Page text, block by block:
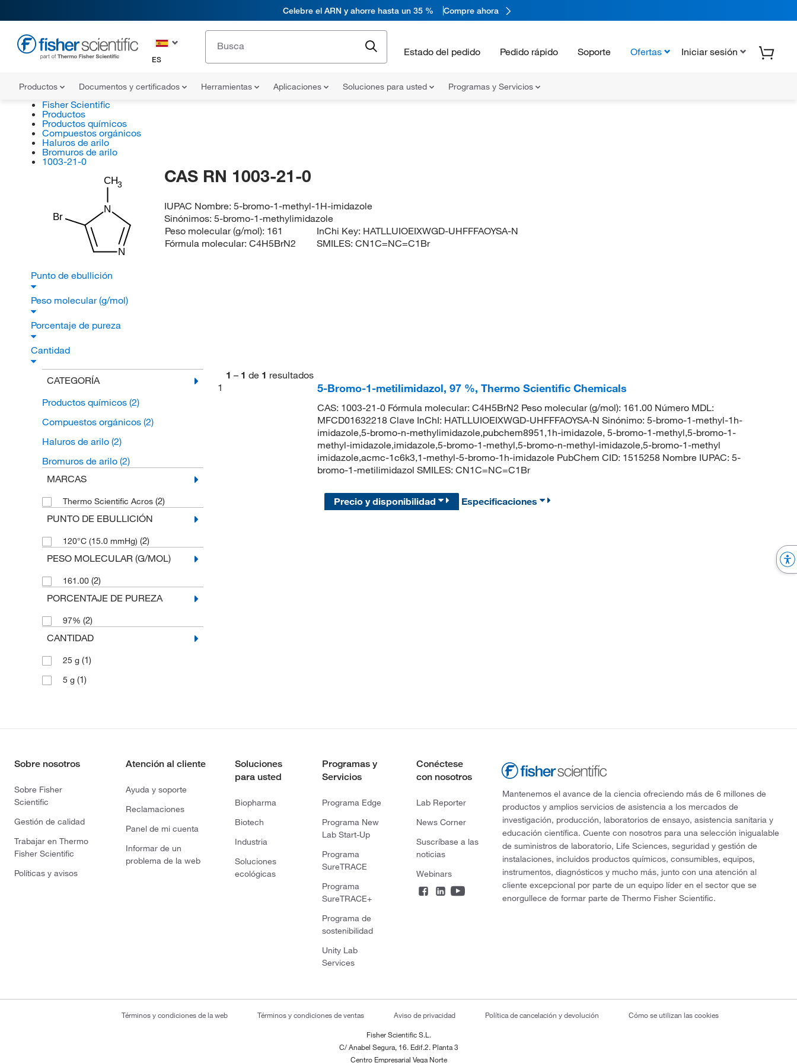
Celebre el ARN y ahorre hasta un 35 % Compre ahora
ES
Estado del pedido Pedido rápido Soporte Ofertas Iniciar sesión
Productos Documentos y certificados Herramientas Aplicaciones Soluciones para usted Programas y Servicios
Fisher Scientific
Productos
Productos químicos
Compuestos orgánicos
Haluros de arilo
Bromuros de arilo
1003-21-0
CH3
N
N
Br
CAS RN 1003-21-0
IUPAC Nombre:5-bromo-1-methyl-1H-imidazole
Sinónimos:5-bromo-1-methylimidazole
Peso molecular (g/mol): 161
Fórmula molecular: C4H5BrN2
InChi Key: HATLLUIOEIXWGD-UHFFFAOYSA-N
SMILES:CN1C=NC=C1Br
Punto de ebullición
Peso molecular (g/mol)
Porcentaje de pureza
Cantidad
CATEGORÍA
Productos químicos (2)
Compuestos orgánicos (2)
Haluros de arilo (2)
Bromuros de arilo (2)
MARCAS
Thermo Scientific Acros (2)
PUNTO DE EBULLICIÓN
120°C (15.0 mmHg) (2)
PESO MOLECULAR (G/MOL)
161.00 (2)
PORCENTAJE DE PUREZA
97% (2)
CANTIDAD
25 g (1)
5 g (1)
1 – 1 de 1 resultados
1
5-Bromo-1-metilimidazol, 97 %, Thermo Scientific Chemicals
CAS: 1003-21-0 Fórmula molecular: C4H5BrN2 Peso molecular (g/mol): 161.00 Número MDL:
MFCD01632218 Clave InChI: HATLLUIOEIXWGD-UHFFFAOYSA-N Sinónimo: 5-bromo-1-methyl-1h-
imidazole,5-bromo-n-methylimidazole,pubchem8951,1h-imidazole, 5-bromo-1-methyl,5-bromo-1-
methyl-imidazole,imidazole,5-bromo-1-methyl,5-bromo-n-methyl-imidazole,5-bromo-1-methyl
imidazole,acmc-1c6k3,1-methyl-5-bromo-1h-imidazole PubChem CID: 1515258 Nombre IUPAC: 5-
bromo-1-metilimidazol SMILES: CN1C=NC=C1Br
Precio y disponibilidad Especificaciones
Sobre nosotros
Sobre Fisher
Scientific
Gestión de calidad
Trabajar en Thermo
Fisher Scientific
Políticas y avisos
Atención al cliente
Ayuda y soporte
Reclamaciones
Panel de mi cuenta
Informar de un
problema de la web
Soluciones
para usted
Biopharma
Biotech
Industria
Soluciones
ecológicas
Programas y
Servicios
Programa Edge
Programa New
Lab Start-Up
Programa
SureTRACE
Programa
SureTRACE+
Programa de
sostenibilidad
Unity Lab
Services
Conéctese
con nosotros
Lab Reporter
News Corner
Suscríbase a las
noticias
Webinars
Mantenemos el avance de la ciencia ofreciendo más de 6 millones de
productos y amplios servicios de asistencia a los mercados de
investigación, producción, laboratorios de ensayo, asistencia sanitaria y
educación científica. Cuente con nosotros para una selección inigualable
de suministros de laboratorio, Life Sciences, seguridad y gestión de
instalaciones, incluidos productos químicos, consumibles, equipos,
instrumentos, diagnósticos y mucho más, junto con una atención al
cliente excepcional por parte de un equipo líder en el sector que se
enorgullece de formar parte de Thermo Fisher Scientific.
Términos y condiciones de la web Términos y condiciones de ventas Aviso de privacidad Política de cancelación y devolución Cómo se utilizan las cookies
Fisher Scientific S.L.
C/ Anabel Segura, 16. Edif.2. Planta 3
Centro Empresarial Vega Norte